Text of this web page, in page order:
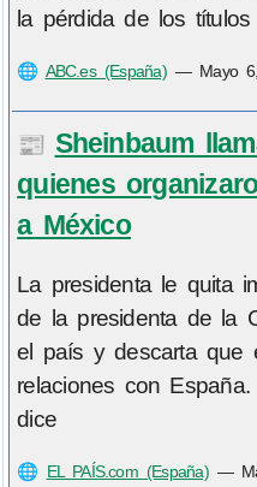
la pérdida de los
🌐 ABC.es (España)— Mayo
📰 Sheinbaum
quienes
a México
La presidenta le quita
de la presidenta de la
el país y descarta que
relaciones con España.
dice
🌐 EL PAÍS.com (España)—